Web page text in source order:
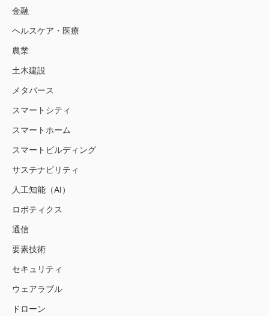
金融
ヘルスケア・医療
農業
土木建設
メタバース
スマートシティ
スマートホーム
スマートビルディング
サステナビリティ
人工知能（AI）
ロボティクス
通信
要素技術
セキュリティ
ウェアラブル
ドローン